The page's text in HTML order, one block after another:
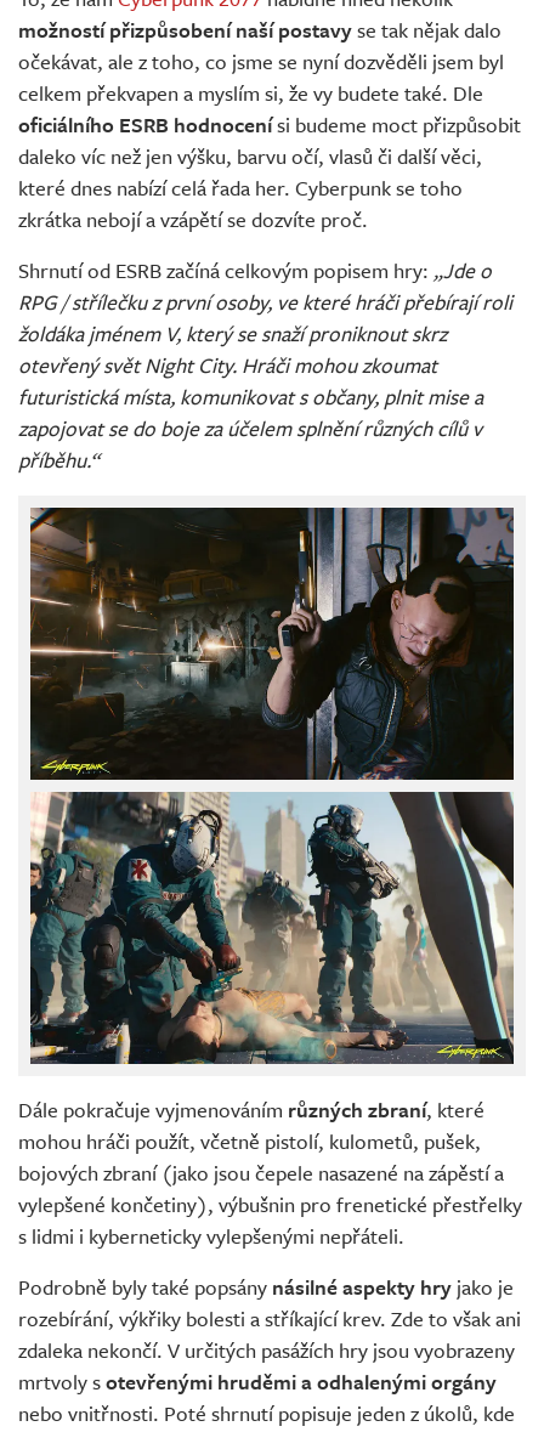
Živě
možností přizpůsobení naší postavyse tak nějak dalo
očekávat, ale z toho, co jsme se nyní dozvěděli jsem byl
celkem překvapen a myslím si, že vy budete také. Dle
oficiálního ESRB hodnocenísi budeme moct přizpůsobit
daleko víc než jen výšku, barvu očí, vlasů či další věci,
které dnes nabízí celá řada her. Cyberpunk se toho
zkrátka nebojí a vzápětí se dozvíte proč.
Shrnutí od ESRB začíná celkovým popisem hry: „Jde o
RPG / střílečku z první osoby, ve které hráči přebírají roli
žoldáka jménem V, který se snaží proniknout skrz
otevřený svět Night City. Hráči mohou zkoumat
futuristická místa, komunikovat s občany, plnit mise a
zapojovat se do boje za účelem splnění různých cílů v
příběhu.“
Dále pokračuje vyjmenováním různých zbraní, které
mohou hráči použít, včetně pistolí, kulometů, pušek,
bojových zbraní (jako jsou čepele nasazené na zápěstí a
vylepšené končetiny), výbušnin pro frenetické přestřelky
s lidmi i kyberneticky vylepšenými nepřáteli.
Podrobně byly také popsány násilné aspekty hry jako je
rozebírání, výkřiky bolesti a stříkající krev. Zde to však ani
zdaleka nekončí. V určitých pasážích hry jsou vyobrazeny
mrtvoly sotevřenými hruděmi a odhalenými orgány
nebo vnitřnosti. Poté shrnutí popisuje jeden z úkolů, kde